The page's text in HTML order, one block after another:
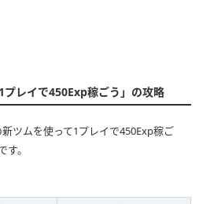
レイで450Exp稼ごう」の攻略
ツムを使って1プレイで450Exp稼ご
。